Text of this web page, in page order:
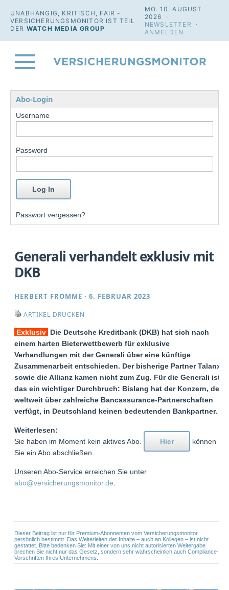
UNABHÄNGIG, KRITISCH, FAIR -
VERSICHERUNGSMONITOR IST TEIL
DER WATCH MEDIA GROUP
MO. 10. AUGUST
2026 ·
NEWSLETTER
·
ANMELDEN
Abo-Login
Username
Password
Passwort vergessen?
Generali verhandelt exklusiv mit
DKB
HERBERT FROMME ·6. FEBRUAR 2023
ARTIKEL DRUCKEN
Exklusiv Die Deutsche Kreditbank (DKB) hat sich nach
einem harten Bieterwettbewerb für exklusive
Verhandlungen mit der Generali über eine künftige
Zusammenarbeit entschieden. Der bisherige Partner Talanx
sowie die Allianz kamen nicht zum Zug. Für die Generali ist
das ein wichtiger Durchbruch: Bislang hat der Konzern, der
weltweit über zahlreiche Bancassurance-Partnerschaften
verfügt, in Deutschland keinen bedeutenden Bankpartner.
Weiterlesen:
Sie haben im Moment kein aktives Abo.
Hier
können
Sie ein Abo abschließen.
Unseren Abo-Service erreichen Sie unter
abo@versicherungsmonitor.de
Dieser Beitrag ist nur für Premium-Abonnenten vom Versicherungsmonitor
persönlich bestimmt. Das Weiterleiten der Inhalte – auch an Kollegen – ist nicht
gestattet. Bitte bedenken Sie: Mit einer von uns nicht autorisierten Weitergabe
brechen Sie nicht nur das Gesetz, sondern sehr wahrscheinlich auch Compliance-
Vorschriften Ihres Unternehmens.